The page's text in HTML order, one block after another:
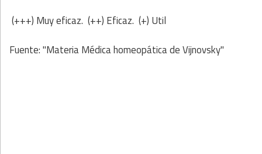
(+++) Muy eficaz. (++) Eficaz. (+) Util
Fuente: "Materia Médica homeopática de Vijnovsky"